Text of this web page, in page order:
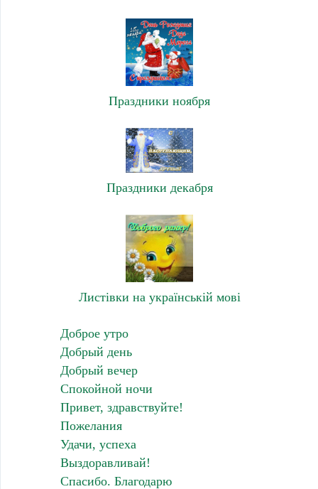
Праздники ноября
Праздники декабря
Листівки на українській мові
Доброе утро
Добрый день
Добрый вечер
Спокойной ночи
Привет, здравствуйте!
Пожелания
Удачи, успеха
Выздоравливай!
Спасибо. Благодарю